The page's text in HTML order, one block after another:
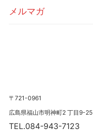
メルマガ
〒721-0961
広島県福山市明神町2 丁目9-25
TEL.084-943-7123